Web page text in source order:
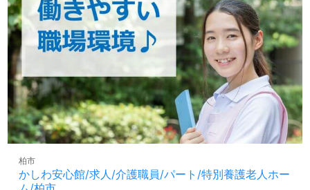
かしわ安心館/求人/介護職員/パート/特別養護老人ホー
柏市